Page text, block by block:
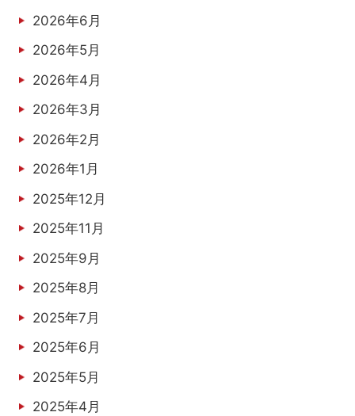
2026年6月
2026年5月
2026年4月
2026年3月
2026年2月
2026年1月
2025年12月
2025年11月
2025年9月
2025年8月
2025年7月
2025年6月
2025年5月
2025年4月